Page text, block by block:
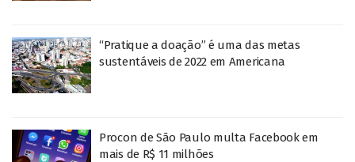
“Pratique a doação” é uma das metas
sustentáveis de 2022 em Americana
Procon de São Paulo multa Facebook em
mais de R$ 11 milhões